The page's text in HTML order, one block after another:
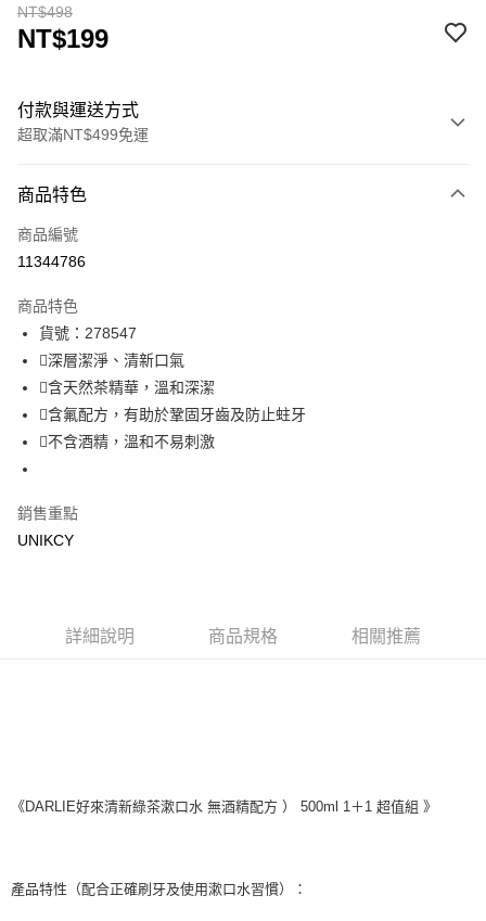
NT$498
NT$199
付款與運送方式
超取滿NT$499免運
icash Pay
信用卡一次付款
LINE Pay
Apple Pay
街口支付
悠遊付
運送方式
付款後7-11取貨［需3-5個工作天不含預購商品］
商品特色
商品編號
11344786
商品特色
貨號：278547
深層潔淨、清新口氣
含天然茶精華，溫和深潔
含氟配方，有助於鞏固牙齒及防止蛀牙
不含酒精，溫和不易刺激
銷售重點
UNIKCY
詳細說明 商品規格 相關推薦
《DARLIE好來清新綠茶漱口水 無酒精配方 ） 500ml 1＋1 超值組 》
產品特性（配合正確刷牙及使用漱口水習慣）：